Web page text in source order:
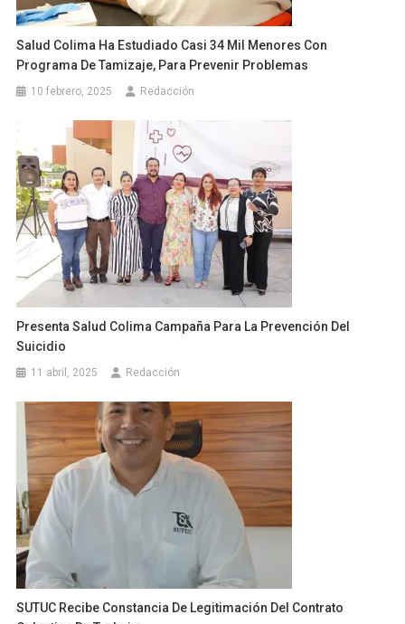
Salud Colima Ha Estudiado Casi 34 Mil Menores Con
Programa De Tamizaje, Para Prevenir Problemas
10 febrero, 2025 Redacción
Presenta Salud Colima Campaña Para La Prevención Del
Suicidio
11 abril, 2025 Redacción
SUTUC Recibe Constancia De Legitimación Del Contrato